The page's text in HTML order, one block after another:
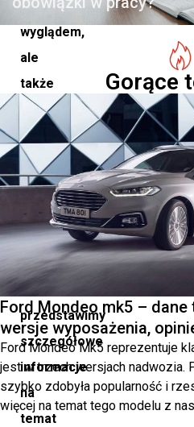
atrakcyjnym
wyglądem,
ale
także
znakomitymi
osiągami
oraz
bogatym
wyposażeniem.
W
niniejszym
artykule
przedstawimy
szczegółowe
informacje
na
temat
Gorące
Ford Mondeo mk5 –
wersje wyposażenia,
Ford Mondeo Mk5 reprezentuje
jest w trzech wersjach nadwozia.
szybko zdobyła popularność i
więcej na temat tego modelu z